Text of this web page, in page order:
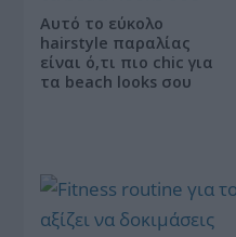
Αυτό το εύκολο
hairstyle παραλίας
είναι ό,τι πιο chic για
τα beach looks σου